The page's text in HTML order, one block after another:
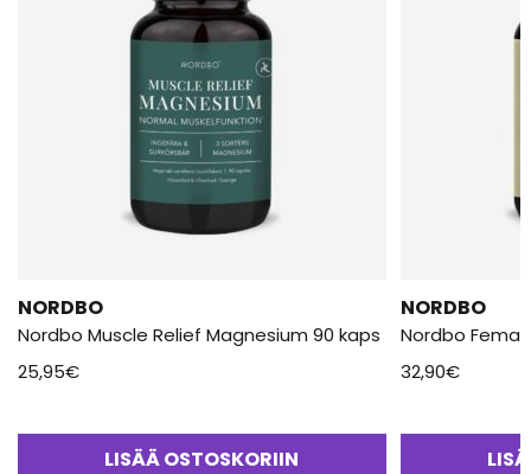
NORDBO
Nordbo Muscle Relief Magnesium 90 kaps
25,95€
LISÄÄ OSTOSKORIIN
NORDBO
Nordbo
32,90€